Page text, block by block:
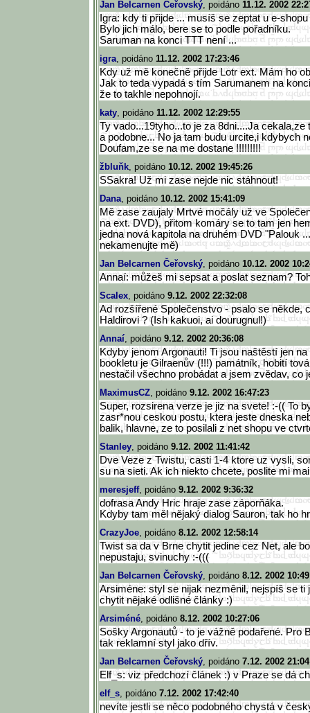
Jan Belcarnen Čeřovský, poidáno 11.12. 2002
Igra: kdy ti přijde ... musíš se zeptat u e-
Bylo jich málo, bere se to podle pořadníku.
Saruman na konci TTT není ...
igra, poidáno 11.12. 2002 17:23:46
Kdy už mě konečně přijde Lotr ext. Mám ho
Jak to teda vypadá s tím Sarumanem na
že to takhle nepohnojí.
katy, poidáno 11.12. 2002 12:29:55
Ty vado...19tyho...to je za 8dni....Ja cekala,ze
a podobne... No ja tam budu urcite,i kdybych
Doufam,ze se na me dostane !!!!!!!!!
žbluňk, poidáno 10.12. 2002 19:45:26
SSakra! Už mi zase nejde nic stáhnout!
Dana, poidáno 10.12. 2002 15:41:09
Mě zase zaujaly Mrtvé močály už ve
na ext. DVD), přitom komáry se to tam jen
jedna nová kapitola na druhém DVD "Palouk
nekamenujte mě)
Jan Belcarnen Čeřovský, poidáno 10.12. 2002
Annaí: můžeš mi sepsat a poslat seznam?
Scalex, poidáno 9.12. 2002 22:32:08
Ad rozšířené Společenstvo - psalo se někde,
Haldirovi ? (Ish kakuoi, ai dourugnul!)
Annaí, poidáno 9.12. 2002 20:36:08
Kdyby jenom Argonauti! Ti jsou naštěstí jen
bookletu je Gilraenův (!!!) památník, hobití
nestačil všechno probádat a jsem zvědav, co
MaximusCZ, poidáno 9.12. 2002 16:47:23
Super, rozsirena verze je jiz na svete! :-(( To
zasr*nou ceskou postu, ktera jeste dneska
balik, hlavne, ze to posilali z net shopu ve
Stanley, poidáno 9.12. 2002 11:41:42
Dve Veze z Twistu, casti 1-4 ktore uz vysli,
su na sieti. Ak ich niekto chcete, poslite mi
meresjeff, poidáno 9.12. 2002 9:36:32
dofrasa Andy Hric hraje zase záporňáka.
Kdyby tam měl nějaký dialog Sauron, tak ho
CrazyJoe, poidáno 8.12. 2002 12:58:14
Twist sa da v Brne chytit jedine cez Net, ale
nepustaju, svinuchy :-(((
Jan Belcarnen Čeřovský, poidáno 8.12. 2002
Arsiméne: styl se nijak nezměnil, nejspíš se ti
chytit nějaké odlišné články :)
Arsiméné, poidáno 8.12. 2002 10:27:06
Sošky Argonautů - to je vážně podařené. Pro
tak reklamní styl jako dřív.
Jan Belcarnen Čeřovský, poidáno 7.12. 2002
Elf_s: viz předchozí článek :) v Praze se dá
elf_s, poidáno 7.12. 2002 17:42:40
nevíte jestli se něco podobného chystá v